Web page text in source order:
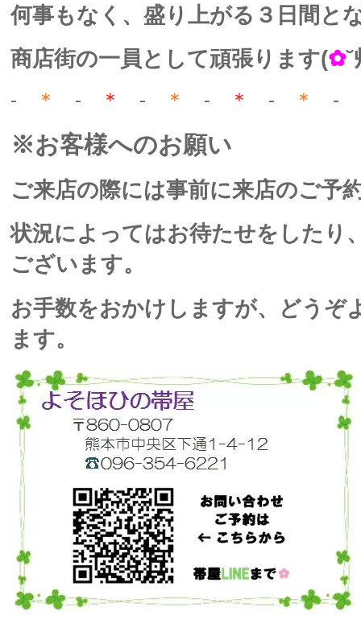
何事もなく、盛り上がる３日間と
商店街の一員として頑張ります(✿˘
- ＊ - ＊ - ＊ - ＊ - ＊ -
※お客様へのお願い
ご来店の際には事前に来店のご予
状況によってはお待たせをしたり
ございます。
お手数をおかけしますが、どうぞ
ます。